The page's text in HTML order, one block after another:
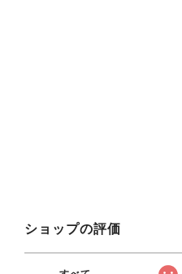
ショップの評価